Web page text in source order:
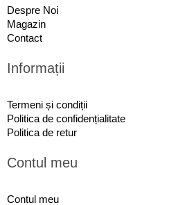
Despre Noi
Magazin
Contact
Informații
Termeni și condiții
Politica de confidențialitate
Politica de retur
Contul meu
Contul meu